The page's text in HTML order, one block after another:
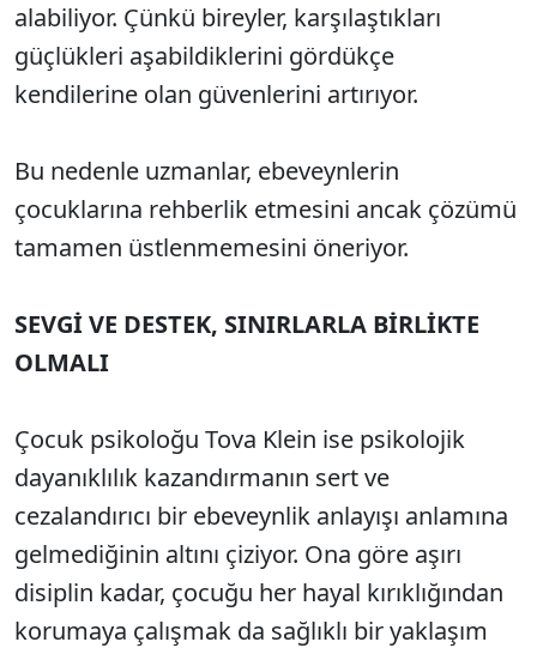
alabiliyor. Çünkü bireyler, karşılaştıkları
güçlükleri aşabildiklerini gördükçe
kendilerine olan güvenlerini artırıyor.
Bu nedenle uzmanlar, ebeveynlerin
çocuklarına rehberlik etmesini ancak çözümü
tamamen üstlenmemesini öneriyor.
SEVGİ VE DESTEK, SINIRLARLA BİRLİKTE
OLMALI
Çocuk psikoloğu Tova Klein ise psikolojik
dayanıklılık kazandırmanın sert ve
cezalandırıcı bir ebeveynlik anlayışı anlamına
gelmediğinin altını çiziyor. Ona göre aşırı
disiplin kadar, çocuğu her hayal kırıklığından
korumaya çalışmak da sağlıklı bir yaklaşım